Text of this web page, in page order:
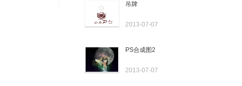
吊牌
2013-07-07
PS合成图2
2013-07-07